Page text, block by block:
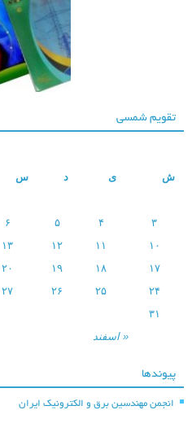
شرکت مخابرات
خوزستان
تقویم شمسی
ش
س
« اسفند
۱۰
۱۲ ۱۳
۱۷
۱۸ ۱۹
۲۴
۲۵ ۲۶ ۲۷
۳۱
پیوندها
انجمن مهندسین برق و الکترونیک ایران